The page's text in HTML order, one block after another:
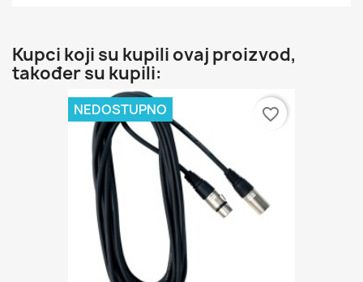
Kupci koji su kupili ovaj proizvod,
također su kupili:
NEDOSTUPNO favorite_border